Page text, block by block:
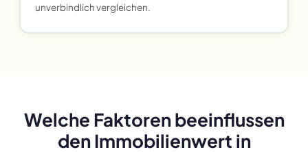
unverbindlich vergleichen.
Welche Faktoren beeinflussen
den Immobilienwert in